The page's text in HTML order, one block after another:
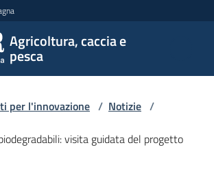
Agricoltura, caccia e
pesca
e
per l'innovazione / Notizie /
visita guidata del progetto